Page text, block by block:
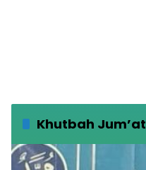
Khutbah Jum’at